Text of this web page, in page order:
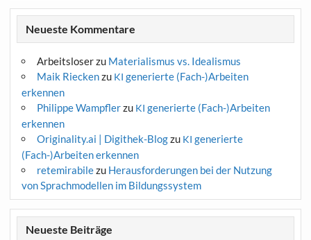
Neueste Kommentare
Arbeitsloserzu Materialismus vs. Idealismus
Maik Rieckenzu KI generierte (Fach-)Arbeiten
erkennen
Philippe Wampflerzu KI generierte (Fach-)Arbeiten
erkennen
Originality.ai | Digithek-Blogzu KI generierte
(Fach-)Arbeiten erkennen
retemirabilezu Herausforderungen bei der Nutzung
von Sprachmodellen im Bildungssystem
Neueste Beiträge